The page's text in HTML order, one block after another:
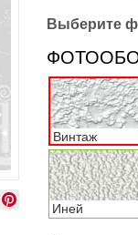
Выберите
Винтаж
Иней